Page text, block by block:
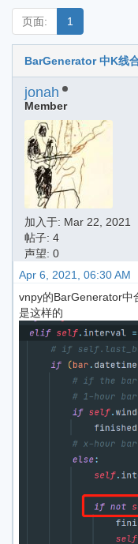
页面: 1
BarGenerator 中K线
jonah
Member
加入于: Mar 22, 2021
帖子: 4
声望: 0
Apr 6, 2021, 06:30 AM
vnpy的BarGenerator中
是这样的